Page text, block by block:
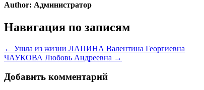
Author: Администратор
Навигация по записям
← Ушла из жизни ЛАПИНА Валентина Георгиевна
ЧАУКОВА Любовь Андреевна →
Добавить комментарий